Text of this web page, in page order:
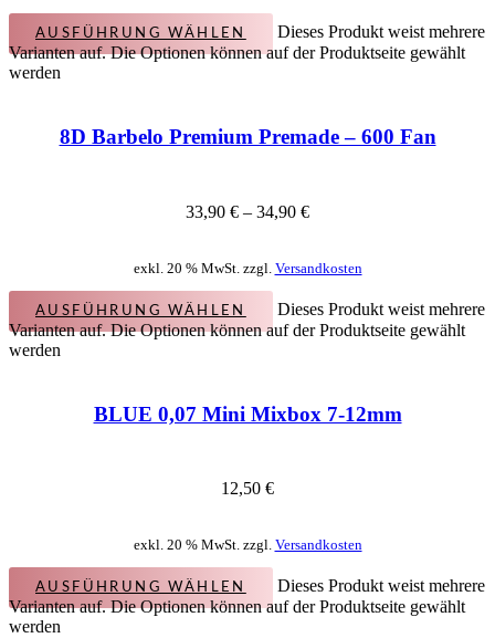
AUSFÜHRUNG WÄHLEN
Dieses Produkt weist mehrere
Varianten auf. Die Optionen können auf der Produktseite gewählt
werden
8D Barbelo Premium Premade – 600 Fan
33,90 € – 34,90 €
exkl. 20 % MwSt. zzgl. Versandkosten
AUSFÜHRUNG WÄHLEN
Dieses Produkt weist mehrere
Varianten auf. Die Optionen können auf der Produktseite gewählt
werden
BLUE 0,07 Mini Mixbox 7-12mm
12,50 €
exkl. 20 % MwSt. zzgl. Versandkosten
AUSFÜHRUNG WÄHLEN
Dieses Produkt weist mehrere
Varianten auf. Die Optionen können auf der Produktseite gewählt
werden